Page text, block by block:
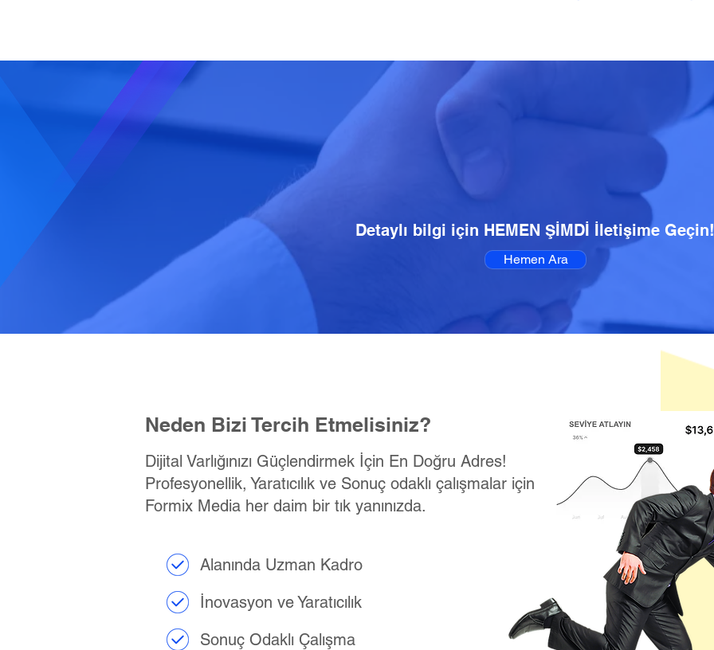
Detaylı bilgi için HEMEN ŞİMDİ İletişime Geçin!
Hemen Ara
Neden Bizi Tercih Etmelisiniz?
Dijital Varlığınızı Güçlendirmek İçin En Doğru Adres!
Profesyonellik, Yaratıcılık ve Sonuç odaklı çalışmalar için
Formix Media her daim bir tık yanınızda.
Alanında Uzman Kadro
İnovasyon ve Yaratıcılık
Sonuç Odaklı Çalışma